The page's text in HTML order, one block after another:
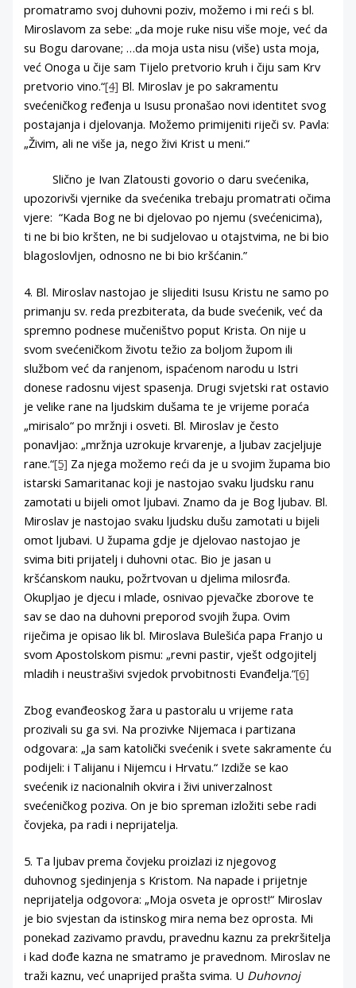
promatramo svoj duhovni poziv, možemo i mi reći s bl.
Miroslavom za sebe: „da moje ruke nisu više moje, već da
su Bogu darovane; …da moja usta nisu (više) usta moja,
već Onoga u čije sam Tijelo pretvorio kruh i čiju sam Krv
pretvorio vino.“[4] Bl. Miroslav je po sakramentu
svećeničkog ređenja u Isusu pronašao novi identitet svog
postajanja i djelovanja. Možemo primijeniti riječi sv. Pavla:
„Živim, ali ne više ja, nego živi Krist u meni.“
Slično je Ivan Zlatousti govorio o daru svećenika,
upozorivši vjernike da svećenika trebaju promatrati očima
vjere: “Kada Bog ne bi djelovao po njemu (svećenicima),
ti ne bi bio kršten, ne bi sudjelovao u otajstvima, ne bi bio
blagoslovljen, odnosno ne bi bio kršćanin.”
4. Bl. Miroslav nastojao je slijediti Isusu Kristu ne samo po
primanju sv. reda prezbiterata, da bude svećenik, već da
spremno podnese mučeništvo poput Krista. On nije u
svom svećeničkom životu težio za boljom župom ili
službom već da ranjenom, ispaćenom narodu u Istri
donese radosnu vijest spasenja. Drugi svjetski rat ostavio
je velike rane na ljudskim dušama te je vrijeme poraća
„mirisalo“ po mržnji i osveti. Bl. Miroslav je često
ponavljao: „mržnja uzrokuje krvarenje, a ljubav zacjeljuje
rane.“[5] Za njega možemo reći da je u svojim župama bio
istarski Samaritanac koji je nastojao svaku ljudsku ranu
zamotati u bijeli omot ljubavi. Znamo da je Bog ljubav. Bl.
Miroslav je nastojao svaku ljudsku dušu zamotati u bijeli
omot ljubavi. U župama gdje je djelovao nastojao je
svima biti prijatelj i duhovni otac. Bio je jasan u
kršćanskom nauku, požrtvovan u djelima milosrđa.
Okupljao je djecu i mlade, osnivao pjevačke zborove te
sav se dao na duhovni preporod svojih župa. Ovim
riječima je opisao lik bl. Miroslava Bulešića papa Franjo u
svom Apostolskom pismu: „revni pastir, vješt odgojitelj
mladih i neustrašivi svjedok prvobitnosti Evanđelja.“[6]
Zbog evanđeoskog žara u pastoralu u vrijeme rata
prozivali su ga svi. Na prozivke Nijemaca i partizana
odgovara: „Ja sam katolički svećenik i svete sakramente ću
podijeli: i Talijanu i Nijemcu i Hrvatu.“ Izdiže se kao
svećenik iz nacionalnih okvira i živi univerzalnost
svećeničkog poziva. On je bio spreman izložiti sebe radi
čovjeka, pa radi i neprijatelja.
5. Ta ljubav prema čovjeku proizlazi iz njegovog
duhovnog sjedinjenja s Kristom. Na napade i prijetnje
neprijatelja odgovora: „Moja osveta je oprost!“ Miroslav
je bio svjestan da istinskog mira nema bez oprosta. Mi
ponekad zazivamo pravdu, pravednu kaznu za prekršitelja
i kad dođe kazna ne smatramo je pravednom. Miroslav ne
traži kaznu, već unaprijed prašta svima. U Duhovnoj